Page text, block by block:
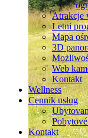
Atrakcje
Letni
Mapa
3D
Web
Kontakt
Wellness
Cennik usług
Kontakt